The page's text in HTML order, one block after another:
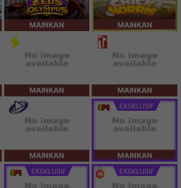
MAINKAN MAINKAN
MAINKAN MAINKAN
MAINKAN
EKSKLUSIF
MAINKAN
EKSKLUSIF EKSKLUSIF